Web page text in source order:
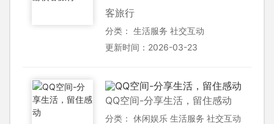
客旅行
分类： 生活服务 社交互动
更新时间：2026-03-23
QQ空间-分享生活，留住感动
分类： 休闲娱乐 生活服务 社交互动